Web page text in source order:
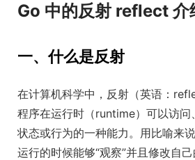
Go 中的反射 reflect 介
一、什么是反射
在计算机科学中，反射（英语：
程序在运行时（runtime）可以访问
状态或行为的一种能力。用比喻来
运行的时候能够“观察”并且修改自